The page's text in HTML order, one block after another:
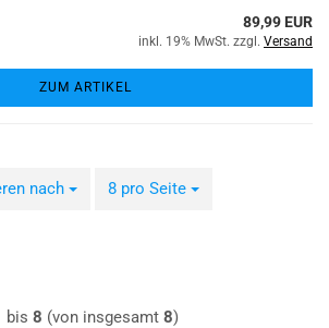
89,99 EUR
inkl. 19% MwSt. zzgl. Versand
ZUM ARTIKEL
nach
nach 8 pro Seite
pro Seite
bis 8 (von insgesamt 8)